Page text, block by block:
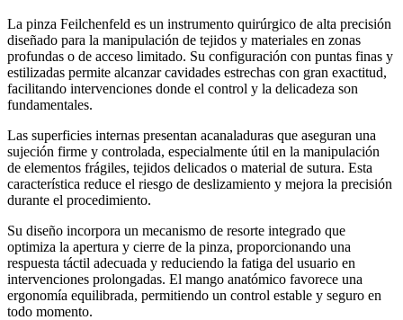
La pinza Feilchenfeld es un instrumento quirúrgico de alta precisión
diseñado para la manipulación de tejidos y materiales en zonas
profundas o de acceso limitado. Su configuración con puntas finas y
estilizadas permite alcanzar cavidades estrechas con gran exactitud,
facilitando intervenciones donde el control y la delicadeza son
fundamentales.
Las superficies internas presentan acanaladuras que aseguran una
sujeción firme y controlada, especialmente útil en la manipulación
de elementos frágiles, tejidos delicados o material de sutura. Esta
característica reduce el riesgo de deslizamiento y mejora la precisión
durante el procedimiento.
Su diseño incorpora un mecanismo de resorte integrado que
optimiza la apertura y cierre de la pinza, proporcionando una
respuesta táctil adecuada y reduciendo la fatiga del usuario en
intervenciones prolongadas. El mango anatómico favorece una
ergonomía equilibrada, permitiendo un control estable y seguro en
todo momento.